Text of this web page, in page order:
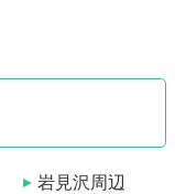
岩見沢周辺